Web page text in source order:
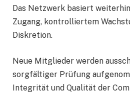
Das Netzwerk basiert
Zugang, kontrolliertem
Diskretion.
Neue Mitglieder werden
sorgfältiger Prüfung
Integrität und Qualität der